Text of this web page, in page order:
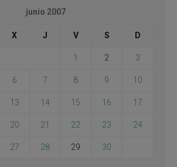
junio 2007
X J V S D
1 2 3
6 7 8 9 10
13 14 15 16 17
20 21 22 23 24
27 28 29 30